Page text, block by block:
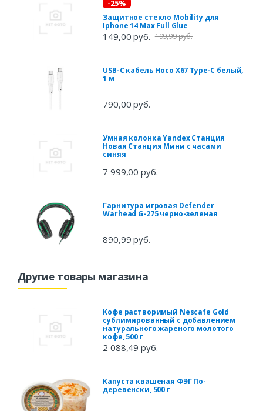
-25%
Защитное стекло Mobility для
Iphone 14 Max Full Glue
149,00 руб. 199,99 руб.
USB-C кабель Hoco X67 Type-C белый,
1 м
790,00 руб.
Умная колонка Yandex Станция
Новая Станция Мини с часами
синяя
7 999,00 руб.
Гарнитура игровая Defender
Warhead G-275 черно-зеленая
890,99 руб.
Другие товары магазина
Кофе растворимый Nescafe Gold
сублимированный с добавлением
натурального жареного молотого
кофе, 500 г
2 088,49 руб.
Капуста квашеная ФЭГ По-
деревенски, 500 г